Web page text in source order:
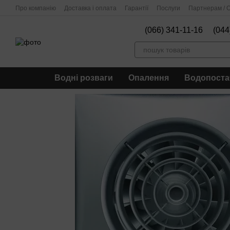
Перейти до основного контенту
Про компанію Доставка і оплата Гарантії Послуги Партнерам /
(066) 341-11-16
Водні розваги Опалення